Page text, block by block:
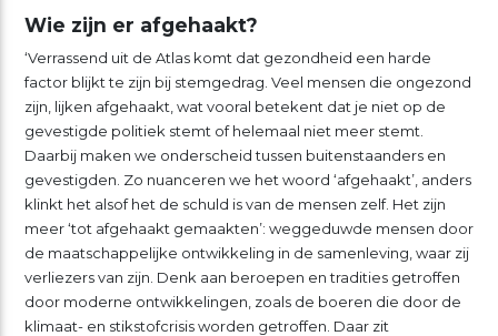
Wie zijn er afgehaakt?
‘Verrassend uit de Atlas komt dat gezondheid een harde
factor blijkt te zijn bij stemgedrag. Veel mensen die ongezond
zijn, lijken afgehaakt, wat vooral betekent dat je niet op de
gevestigde politiek stemt of helemaal niet meer stemt.
Daarbij maken we onderscheid tussen buitenstaanders en
gevestigden. Zo nuanceren we het woord ‘afgehaakt’, anders
klinkt het alsof het de schuld is van de mensen zelf. Het zijn
meer ‘tot afgehaakt gemaakten’: weggeduwde mensen door
de maatschappelijke ontwikkeling in de samenleving, waar zij
verliezers van zijn. Denk aan beroepen en tradities getroffen
door moderne ontwikkelingen, zoals de boeren die door de
klimaat- en stikstofcrisis worden getroffen. Daar zit